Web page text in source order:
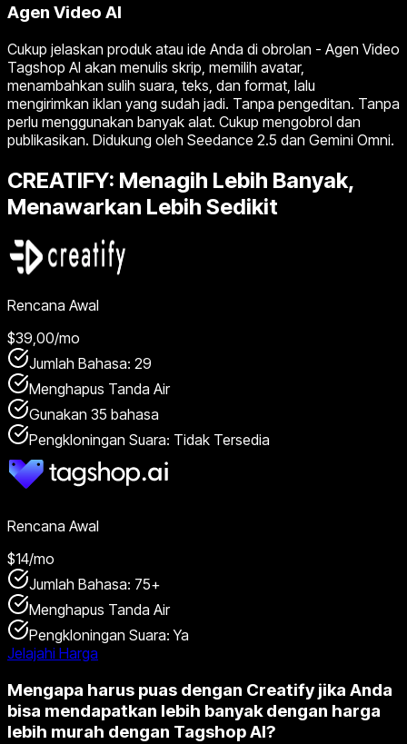
Agen Video AI
Cukup jelaskan produk atau ide Anda di obrolan - Agen Video
Tagshop AI akan menulis skrip, memilih avatar,
menambahkan sulih suara, teks, dan format, lalu
mengirimkan iklan yang sudah jadi. Tanpa pengeditan. Tanpa
perlu menggunakan banyak alat. Cukup mengobrol dan
publikasikan. Didukung oleh Seedance 2.5 dan Gemini Omni.
CREATIFY: Menagih Lebih Banyak,
Menawarkan Lebih Sedikit
Rencana Awal
$39,00/mo
Jumlah Bahasa: 29
Menghapus Tanda Air
Gunakan 35 bahasa
Pengkloningan Suara: Tidak Tersedia
Rencana Awal
$14/mo
Jumlah Bahasa: 75+
Menghapus Tanda Air
Pengkloningan Suara: Ya
Jelajahi Harga
Mengapa harus puas dengan Creatify jika Anda
bisa mendapatkan lebih banyak dengan harga
lebih murah dengan Tagshop AI?